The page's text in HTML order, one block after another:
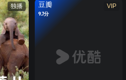
独播 VIP
豆瓣
9.7分